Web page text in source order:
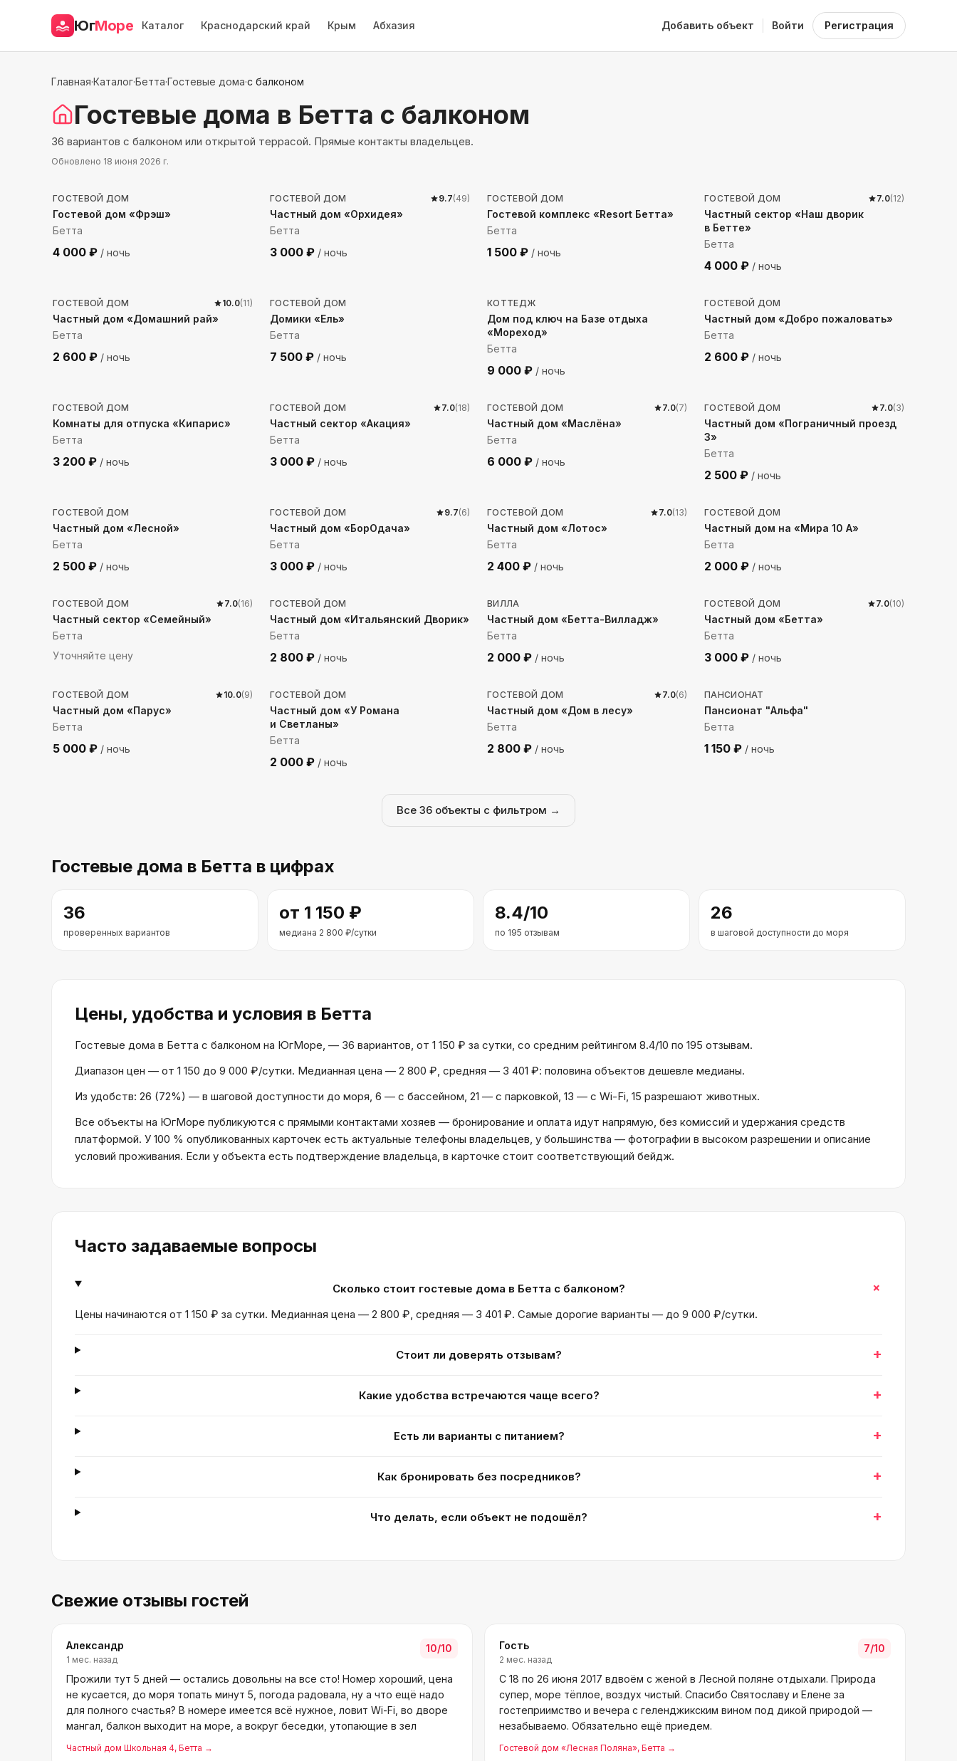
ЮгМоре Каталог Краснодарский край Крым Абхазия Добавить объект Войти Регистрация
Главная·Каталог·Бетта·Гостевые дома·с балконом
Гостевые дома в Бетта с балконом
36 вариантов с балконом или открытой террасой. Прямые контакты владельцев.
Обновлено 18 июня 2026 г.
534м до моря
ГОСТЕВОЙ ДОМ
Гостевой дом «Фрэш»
Бетта
4 000 ₽ / ночь
ГОСТЕВОЙ ДОМ 9.7(49)
Частный дом «Орхидея»
Бетта
3 000 ₽ / ночь
ГОСТЕВОЙ ДОМ
Гостевой комплекс «Resort Бетта»
Бетта
1 500 ₽ / ночь
ГОСТЕВОЙ ДОМ 7.0(12)
Частный сектор «Наш дворик
в Бетте»
Бетта
4 000 ₽ / ночь
ГОСТЕВОЙ ДОМ 10.0(11)
Частный дом «Домашний рай»
Бетта
2 600 ₽ / ночь
ГОСТЕВОЙ ДОМ
Домики «Ель»
Бетта
7 500 ₽ / ночь
КОТТЕДЖ
Дом под ключ на Базе отдыха
«Мореход»
Бетта
9 000 ₽ / ночь
209м до моря
ГОСТЕВОЙ ДОМ
Частный дом «Добро пожаловать»
Бетта
2 600 ₽ / ночь
ГОСТЕВОЙ ДОМ
Комнаты для отпуска «Кипарис»
Бетта
3 200 ₽ / ночь
ГОСТЕВОЙ ДОМ 7.0(18)
Частный сектор «Акация»
Бетта
3 000 ₽ / ночь
121 м до моря
ГОСТЕВОЙ ДОМ 7.0(7)
Частный дом «Маслёна»
Бетта
6 000 ₽ / ночь
ГОСТЕВОЙ ДОМ 7.0(3)
Частный дом «Пограничный проезд
3»
Бетта
2 500 ₽ / ночь
ГОСТЕВОЙ ДОМ
Частный дом «Лесной»
Бетта
2 500 ₽ / ночь
ГОСТЕВОЙ ДОМ 9.7(6)
Частный дом «БорОдача»
Бетта
3 000 ₽ / ночь
ГОСТЕВОЙ ДОМ 7.0(13)
Частный дом «Лотос»
Бетта
2 400 ₽ / ночь
333м до моря
ГОСТЕВОЙ ДОМ
Частный дом на «Мира 10 А»
Бетта
2 000 ₽ / ночь
336м до моря
ГОСТЕВОЙ ДОМ 7.0(16)
Частный сектор «Семейный»
Бетта
Уточняйте цену
279м до моря
ГОСТЕВОЙ ДОМ
Частный дом «Итальянский Дворик»
Бетта
2 800 ₽ / ночь
869м до моря
ВИЛЛА
Частный дом «Бетта-Вилладж»
Бетта
2 000 ₽ / ночь
322м до моря
ГОСТЕВОЙ ДОМ 7.0(10)
Частный дом «Бетта»
Бетта
3 000 ₽ / ночь
м до моря
ГОСТЕВОЙ ДОМ 10.0(9)
Частный дом «Парус»
Бетта
5 000 ₽ / ночь
213 м до моря
ГОСТЕВОЙ ДОМ
Частный дом «У Романа
и Светланы»
Бетта
2 000 ₽ / ночь
658м до моря
ГОСТЕВОЙ ДОМ 7.0(6)
Частный дом «Дом в лесу»
Бетта
2 800 ₽ / ночь
411 м до моря
ПАНСИОНАТ
Пансионат "Альфа"
Бетта
1 150 ₽ / ночь
Все 36 объекты с фильтром →
Гостевые дома в Бетта в цифрах
36
проверенных вариантов
от 1 150 ₽
медиана 2 800 ₽/сутки
8.4/10
по 195 отзывам
26
в шаговой доступности до моря
Цены, удобства и условия в Бетта
Гостевые дома в Бетта с балконом на ЮгМоре, — 36 вариантов, от 1 150 ₽ за сутки, со средним рейтингом 8.4/10 по 195 отзывам.
Диапазон цен — от 1 150 до 9 000 ₽/сутки. Медианная цена — 2 800 ₽, средняя — 3 401 ₽: половина объектов дешевле медианы.
Из удобств: 26 (72%) — в шаговой доступности до моря, 6 — с бассейном, 21 — с парковкой, 13 — с Wi-Fi, 15 разрешают животных.
Все объекты на ЮгМоре публикуются с прямыми контактами хозяев — бронирование и оплата идут напрямую, без комиссий и удержания средств
платформой. У 100 % опубликованных карточек есть актуальные телефоны владельцев, у большинства — фотографии в высоком разрешении и описание
условий проживания. Если у объекта есть подтверждение владельца, в карточке стоит соответствующий бейдж.
Часто задаваемые вопросы
Сколько стоит гостевые дома в Бетта с балконом? +
Цены начинаются от 1 150 ₽ за сутки. Медианная цена — 2 800 ₽, средняя — 3 401 ₽. Самые дорогие варианты — до 9 000 ₽/сутки.
Стоит ли доверять отзывам? +
Какие удобства встречаются чаще всего? +
Есть ли варианты с питанием? +
Как бронировать без посредников? +
Что делать, если объект не подошёл? +
Свежие отзывы гостей
Александр
1 мес. назад
10/10
Прожили тут 5 дней — остались довольны на все сто! Номер хороший, цена
не кусается, до моря топать минут 5, погода радовала, ну а что ещё надо
для полного счастья? В номере имеется всё нужное, ловит Wi-Fi, во дворе
мангал, балкон выходит на море, а вокруг беседки, утопающие в зел
Частный дом Школьная 4, Бетта →
Гость
2 мес. назад
7/10
С 18 по 26 июня 2017 вдвоём с женой в Лесной поляне отдыхали. Природа
супер, море тёплое, воздух чистый. Спасибо Святославу и Елене за
гостеприимство и вечера с геленджикским вином под дикой природой —
незабываемо. Обязательно ещё приедем.
Гостевой дом «Лесная Поляна», Бетта →